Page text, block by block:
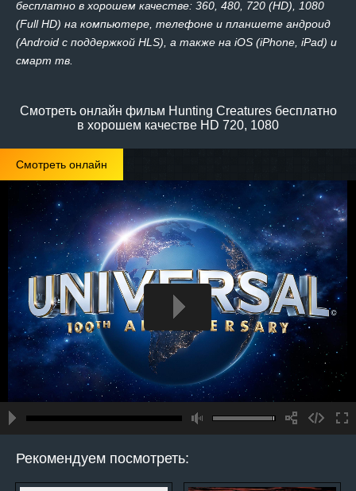
бесплатно в хорошем качестве: 360, 480, 720 (HD), 1080
(Full HD) на компьютере, телефоне и планшете андроид
(Android с поддержкой HLS), а также на iOS (iPhone, iPad) и
смарт тв.
Смотреть онлайн фильм Hunting Creatures бесплатно
в хорошем качестве HD 720, 1080
Смотреть онлайн
Рекомендуем посмотреть: